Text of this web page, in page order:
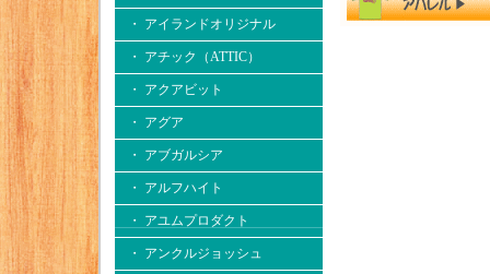
・ アイランドオリジナル
・ アチック（ATTIC）
・ アクアビット
・ アグア
・ アブガルシア
・ アルフハイト
・ アユムプロダクト
・ アンクルジョッシュ